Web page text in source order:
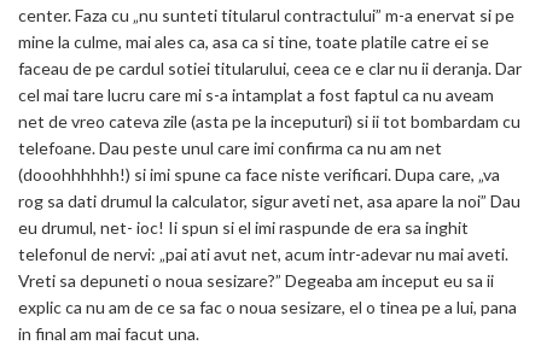
center. Faza cu „nu sunteti titularul contractului” m-a enervat si pe
mine la culme, mai ales ca, asa ca si tine, toate platile catre ei se
faceau de pe cardul sotiei titularului, ceea ce e clar nu ii deranja. Dar
cel mai tare lucru care mi s-a intamplat a fost faptul ca nu aveam
net de vreo cateva zile (asta pe la inceputuri) si ii tot bombardam cu
telefoane. Dau peste unul care imi confirma ca nu am net
(dooohhhhhh!) si imi spune ca face niste verificari. Dupa care, „va
rog sa dati drumul la calculator, sigur aveti net, asa apare la noi” Dau
eu drumul, net- ioc! Ii spun si el imi raspunde de era sa inghit
telefonul de nervi: „pai ati avut net, acum intr-adevar nu mai aveti.
Vreti sa depuneti o noua sesizare?” Degeaba am inceput eu sa ii
explic ca nu am de ce sa fac o noua sesizare, el o tinea pe a lui, pana
in final am mai facut una.